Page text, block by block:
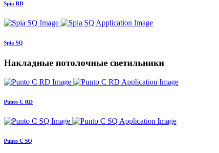
Spia RD
Spia SQ
Накладные потолочные светильники
Punto C RD
Punto C SQ